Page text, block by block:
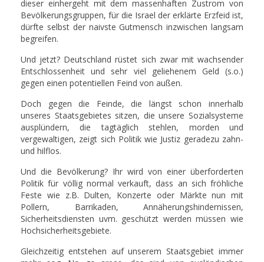
dieser einhergeht mit dem massenhaften Zustrom von
Bevölkerungsgruppen, für die Israel der erklärte Erzfeid ist,
dürfte selbst der naivste Gutmensch inzwischen langsam
begreifen.
Und jetzt? Deutschland rüstet sich zwar mit wachsender
Entschlossenheit und sehr viel geliehenem Geld (s.o.)
gegen einen potentiellen Feind von außen.
Doch gegen die Feinde, die längst schon innerhalb
unseres Staatsgebietes sitzen, die unsere Sozialsysteme
ausplündern, die tagtäglich stehlen, morden und
vergewaltigen, zeigt sich Politik wie Justiz geradezu zahn-
und hilflos.
Und die Bevölkerung? Ihr wird von einer überforderten
Politik für völlig normal verkauft, dass an sich fröhliche
Feste wie z.B. Dulten, Konzerte oder Märkte nun mit
Pollern, Barrikaden, Annäherungshindernissen,
Sicherheitsdiensten uvm. geschützt werden müssen wie
Hochsicherheitsgebiete.
Gleichzeitig entstehen auf unserem Staatsgebiet immer